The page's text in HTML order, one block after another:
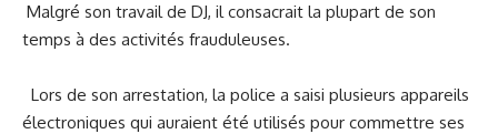
⁢ ⁢Malgré son​ travail de DJ, il consacrait la ⁢plupart de son
temps à des activités frauduleuses.
‌ ‍ Lors de son arrestation, la police a saisi plusieurs appareils
⁢électroniques qui auraient été utilisés pour commettre ​ses